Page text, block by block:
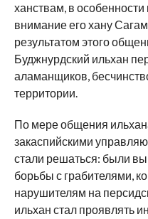
ханствам, в
внимание его хану
результатом этого
Буджнурдский ильхан
аламанщиков,
территории.
По мере общения
закаспийскими
стали решаться: были
борьбы с грабителями,
нарушителям на
ильхан стал проявлять